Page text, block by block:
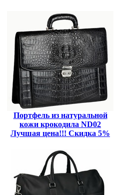
Портфель из натуральной
кожи крокодила ND02
Лучшая цена!!! Скидка 5%